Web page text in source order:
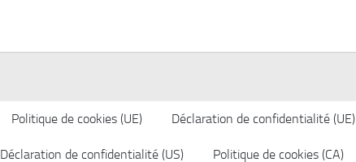
Politique de cookies (UE) Déclaration de confidentialité (UE)
Déclaration de confidentialité (US) Politique de cookies (CA)